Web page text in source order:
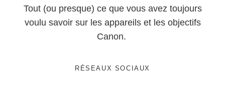
Tout (ou presque) ce que vous avez toujours
voulu savoir sur les appareils et les objectifs
Canon.
RÉSEAUX SOCIAUX